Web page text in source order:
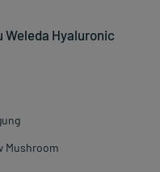
Weleda Hyaluronic
Mushroom